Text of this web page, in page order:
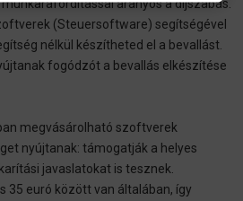
arányos a díjszabás.
(Steuersoftware) segítségével
nélkül készítheted el a bevallást.
fogódzót a bevallás elkészítése
megvásárolható szoftverek
nyújtanak: támogatják a helyes
javaslatokat is tesznek.
35 euró között van általában, így